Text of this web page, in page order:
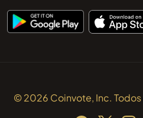
© 2026 Coinvote, Inc.